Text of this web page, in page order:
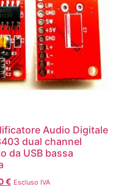
Audio Digitale
dual channel
da USB bassa
€ Escluso IVA